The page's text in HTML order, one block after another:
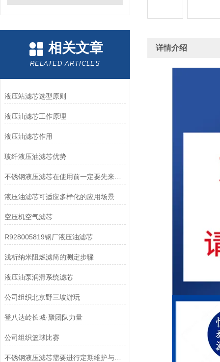
相关文章
RELATED ARTICLES
液压站滤芯选型原则
液压油滤芯工作原理
液压油滤芯作用
玻纤液压油滤芯优势
不锈钢液压滤芯在使用前一定要先来了解下这些
液压油滤芯可适应多样化的应用场景
空压机空气滤芯
R928005819钢厂液压油滤芯
浅析纳米阻燃滤筒的测定步骤
液压油泵润滑系统滤芯
公司组织北京野三坡游玩
登八达岭长城·聚团队力量
公司组织篮球比赛
不锈钢液压滤芯需要进行定期维护与清洁
详情介绍